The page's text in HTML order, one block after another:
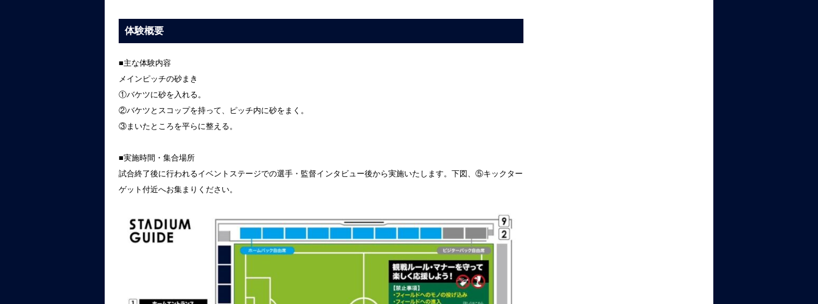
体験概要
■主な体験内容
メインピッチの砂まき
①バケツに砂を入れる。
②バケツとスコップを持って、ピッチ内に砂をまく。
③まいたところを平らに整える。
■実施時間・集合場所
試合終了後に行われるイベントステージでの選手・監督インタビュー後から実施いたします。下図、⑤キックター
ゲット付近へお集まりください。